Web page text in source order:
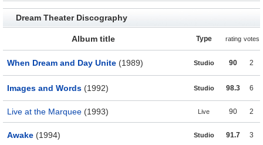
Dream Theater Discography
Album title Type rating votes
When Dream and Day Unite (1989) Studio 90 2
Images and Words (1992) Studio 98.3 6
Live at the Marquee (1993) Live 90 2
Awake (1994) Studio 91.7 3